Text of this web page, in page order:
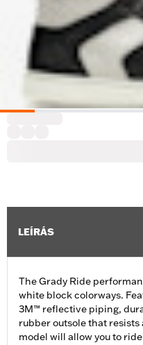
LEÍRÁS
The Grady Ride
white block colorways.
3M™ reflective piping,
rubber outsole that
model will allow you to